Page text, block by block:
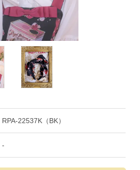
RPA-22537K（BK）
-